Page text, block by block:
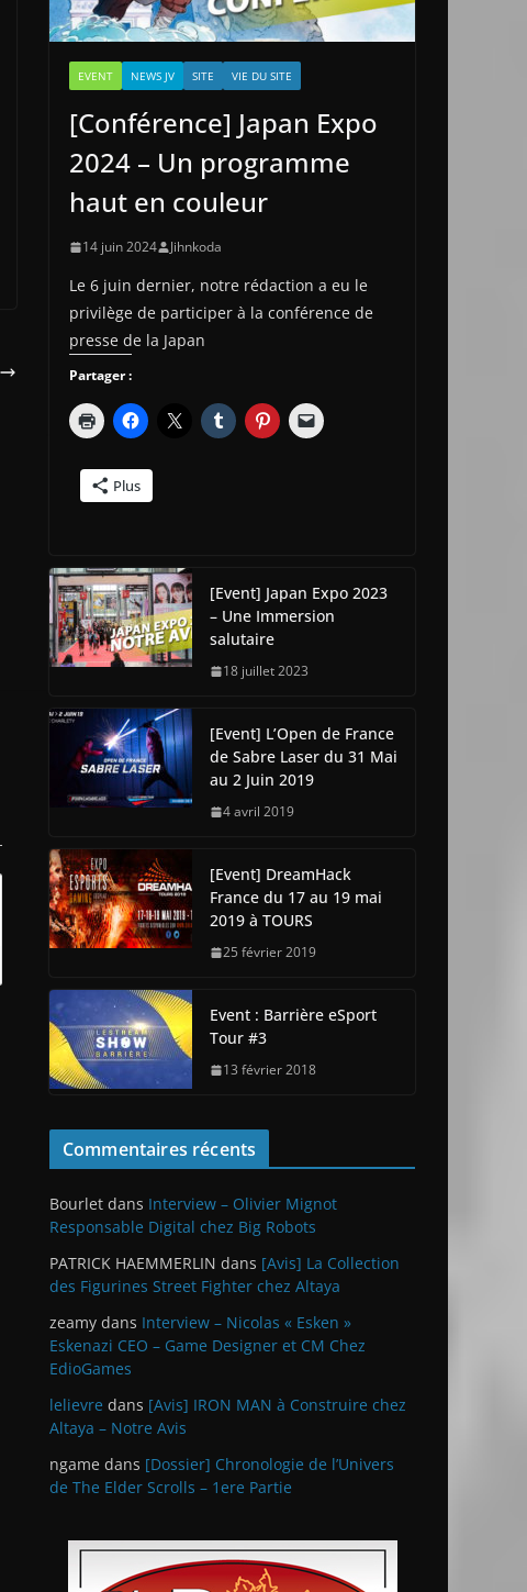
EVENT NEWS JV SITE VIE DU SITE
[Conférence] Japan Expo
2024 – Un programme
haut en couleur
14 juin 2024 Jihnkoda
Le 6 juin dernier, notre rédaction a eu le
privilège de participer à la conférence de
presse de la Japan
Partager :
Plus
[Event] Japan Expo 2023
– Une Immersion
salutaire
18 juillet 2023
[Event] L’Open de France
de Sabre Laser du 31 Mai
au 2 Juin 2019
4 avril 2019
[Event] DreamHack
France du 17 au 19 mai
2019 à TOURS
25 février 2019
Event : Barrière eSport
Tour #3
13 février 2018
Commentaires récents
Bourlet dans Interview – Olivier Mignot
Responsable Digital chez Big Robots
PATRICK HAEMMERLIN dans [Avis] La Collection
des Figurines Street Fighter chez Altaya
zeamy dans Interview – Nicolas « Esken »
Eskenazi CEO – Game Designer et CM Chez
EdioGames
lelievre dans [Avis] IRON MAN à Construire chez
Altaya – Notre Avis
ngame dans [Dossier] Chronologie de l’Univers
de The Elder Scrolls – 1ere Partie